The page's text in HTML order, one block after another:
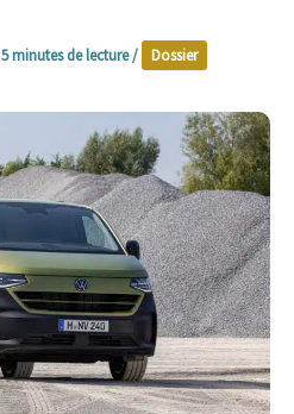
5 minutes de lecture/
Dossier